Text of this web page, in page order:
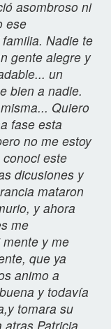
asombroso ni
ese
Nadie te
gente alegre y
un
bien a nadie.
Quiero
fase esta
no me estoy
este
dicusiones y
mataron
y ahora
me
y me
que ya
animo a
y todavía
tomara su
atras Patricia